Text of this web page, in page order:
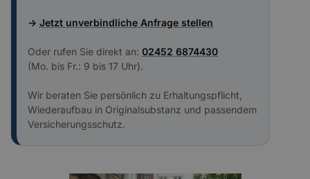
→ Jetzt unverbindliche Anfrage stellen
Oder rufen Sie direkt an: 02452 6874430
(Mo. bis Fr.: 9 bis 17 Uhr).
Wir beraten Sie persönlich zu Erhaltungspflicht,
Wiederaufbau in Originalsubstanz und passendem
Versicherungsschutz.